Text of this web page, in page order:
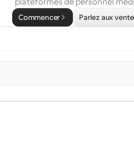
plateformes de personnel
Commencer Parlez aux